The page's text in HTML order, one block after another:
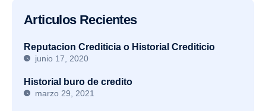
Articulos Recientes
Reputacion Crediticia o Historial Crediticio
junio 17, 2020
Historial buro de credito
marzo 29, 2021